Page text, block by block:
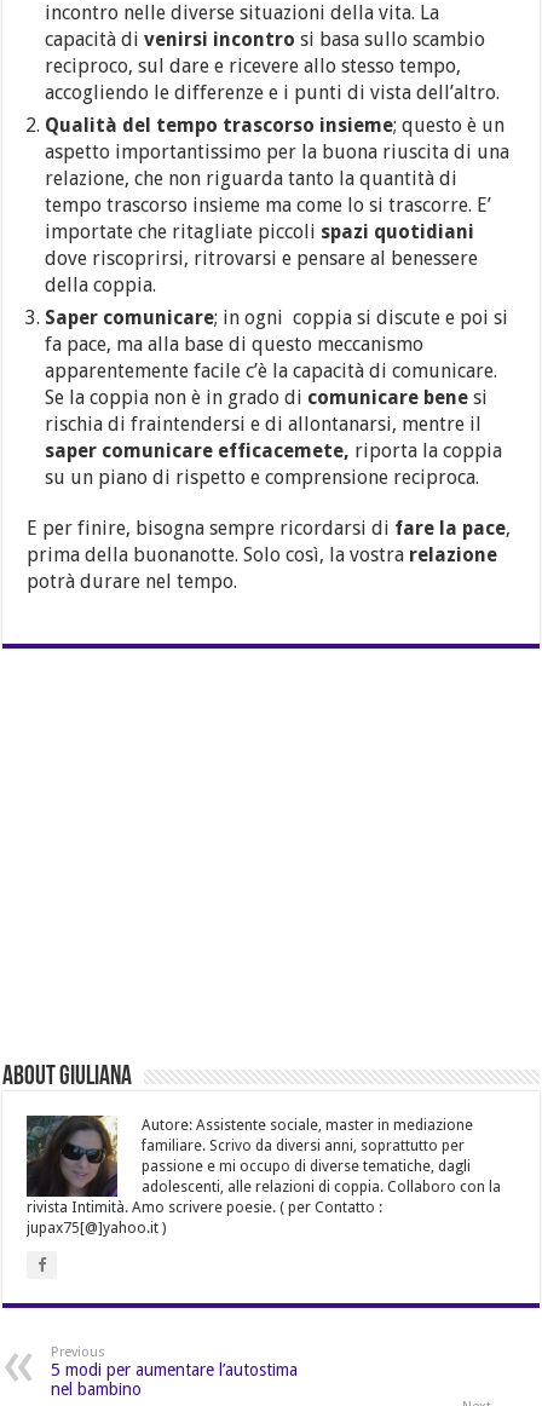
incontro nelle diverse situazioni della vita. La
capacità divenirsi incontro si basa sullo scambio
reciproco, sul dare e ricevere allo stesso tempo,
accogliendo le differenze e i punti di vista dell’altro.
Qualità del tempo trascorso insieme; questo è un
aspetto importantissimo per la buona riuscita di una
relazione, che non riguarda tanto la quantità di
tempo trascorso insieme ma come lo si trascorre. E’
importate che ritagliate piccoli spazi quotidiani
dove riscoprirsi, ritrovarsi e pensare al benessere
della coppia.
Saper comunicare; in ogni coppia si discute e poi si
fa pace, ma alla base di questo meccanismo
apparentemente facile c’è la capacità di comunicare.
Se la coppia non è in grado di comunicare bene si
rischia di fraintendersi e di allontanarsi, mentre il
saper comunicare efficacemete, riporta la coppia
su un piano di rispetto e comprensione reciproca.
E per finire, bisogna sempre ricordarsi di fare la pace,
prima della buonanotte. Solo così, la vostra relazione
potrà durare nel tempo.
About Giuliana
Autore: Assistente sociale, master in mediazione
familiare. Scrivo da diversi anni, soprattutto per
passione e mi occupo di diverse tematiche, dagli
adolescenti, alle relazioni di coppia. Collaboro con la
rivista Intimità. Amo scrivere poesie. ( per Contatto :
jupax75[@]yahoo.it )
Previous
5 modi per aumentare l’autostima
nel bambino